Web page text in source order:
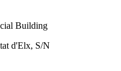
Building
d'Elx, S/N